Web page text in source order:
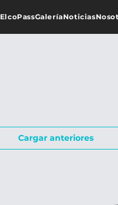
ElcoPassGaleríaNoticias
Cargar anteriores